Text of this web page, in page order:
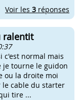
Voir les 3 réponses
ralentit
c'est normal mais
je tourne le guidon
ou la droite moi
cable du starter
tire ...